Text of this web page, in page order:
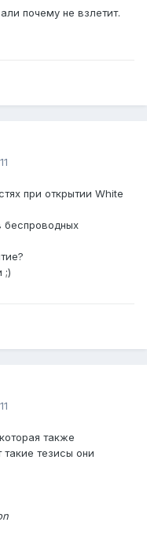
почему не взлетит.
при открытии White
беспроводных
;)
также
тезисы они